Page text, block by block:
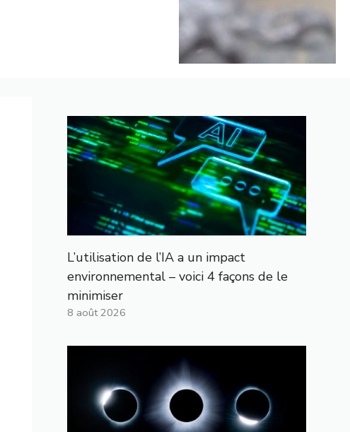
L’utilisation de l’IA a un impact
environnemental – voici 4 façons de le
minimiser
8 août 2026